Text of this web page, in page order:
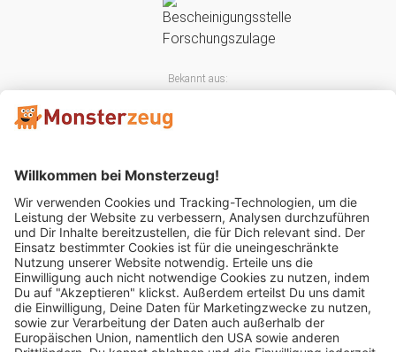
Bekannt aus:
Mitglied im: